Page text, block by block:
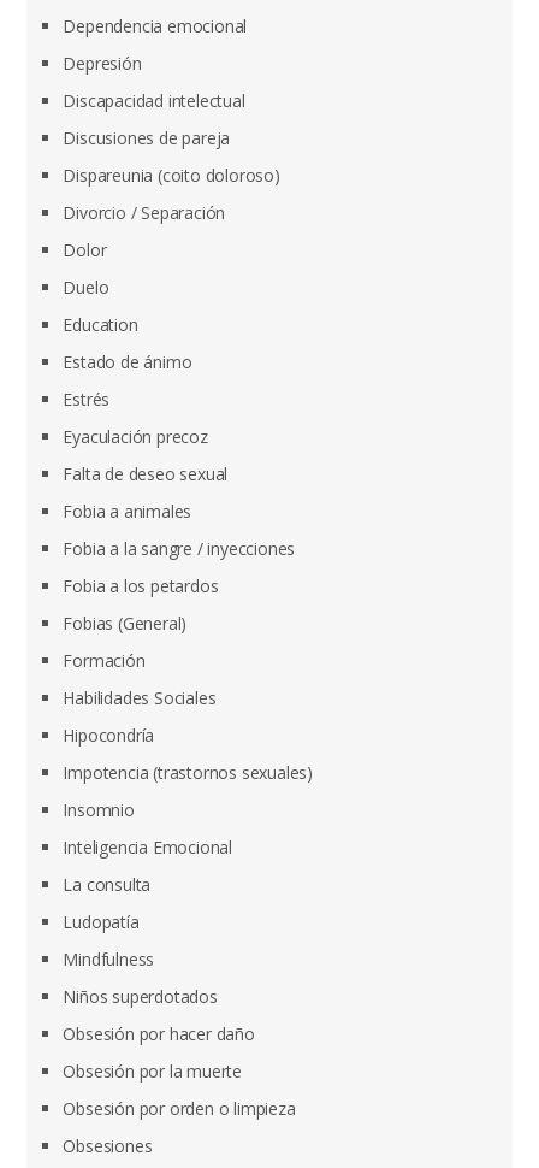
Dependencia emocional
Depresión
Discapacidad intelectual
Discusiones de pareja
Dispareunia (coito doloroso)
Divorcio / Separación
Dolor
Duelo
Education
Estado de ánimo
Estrés
Eyaculación precoz
Falta de deseo sexual
Fobia a animales
Fobia a la sangre / inyecciones
Fobia a los petardos
Fobias (General)
Formación
Habilidades Sociales
Hipocondría
Impotencia (trastornos sexuales)
Insomnio
Inteligencia Emocional
La consulta
Ludopatía
Mindfulness
Niños superdotados
Obsesión por hacer daño
Obsesión por la muerte
Obsesión por orden o limpieza
Obsesiones